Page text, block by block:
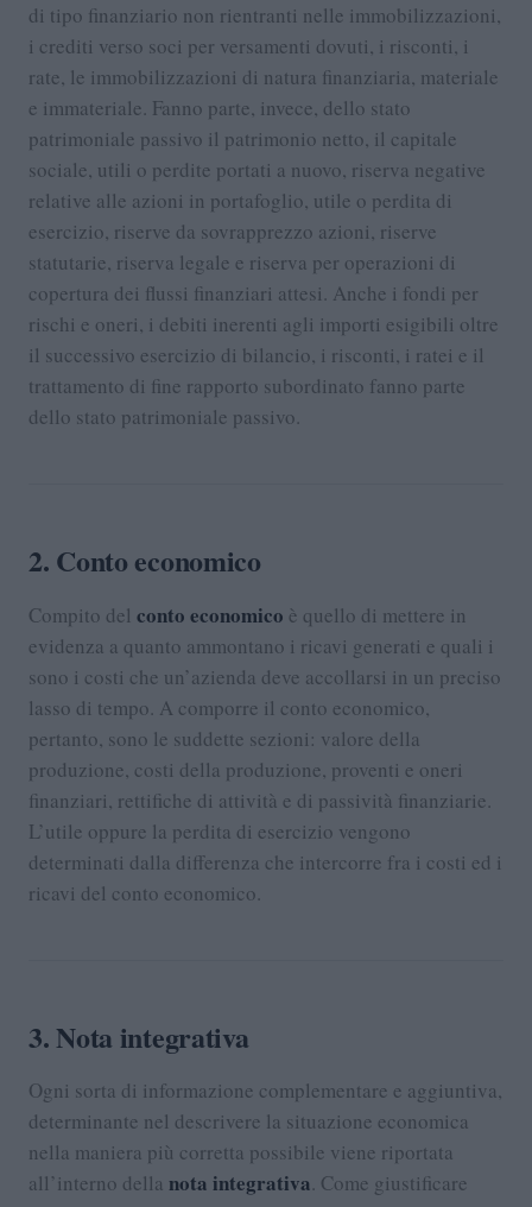
di tipo finanziario non rientranti nelle immobilizzazioni,
i crediti verso soci per versamenti dovuti, i risconti, i
rate, le immobilizzazioni di natura finanziaria, materiale
e immateriale. Fanno parte, invece, dello stato
patrimoniale passivo il patrimonio netto, il capitale
sociale, utili o perdite portati a nuovo, riserva negative
relative alle azioni in portafoglio, utile o perdita di
esercizio, riserve da sovrapprezzo azioni, riserve
statutarie, riserva legale e riserva per operazioni di
copertura dei flussi finanziari attesi. Anche i fondi per
rischi e oneri, i debiti inerenti agli importi esigibili oltre
il successivo esercizio di bilancio, i risconti, i ratei e il
trattamento di fine rapporto subordinato fanno parte
dello stato patrimoniale passivo.
2. Conto economico
Compito del conto economico è quello di mettere in
evidenza a quanto ammontano i ricavi generati e quali i
sono i costi che un’azienda deve accollarsi in un preciso
lasso di tempo. A comporre il conto economico,
pertanto, sono le suddette sezioni: valore della
produzione, costi della produzione, proventi e oneri
finanziari, rettifiche di attività e di passività finanziarie.
L’utile oppure la perdita di esercizio vengono
determinati dalla differenza che intercorre fra i costi ed i
ricavi del conto economico.
3. Nota integrativa
Ogni sorta di informazione complementare e aggiuntiva,
determinante nel descrivere la situazione economica
nella maniera più corretta possibile viene riportata
all’interno della nota integrativa. Come giustificare